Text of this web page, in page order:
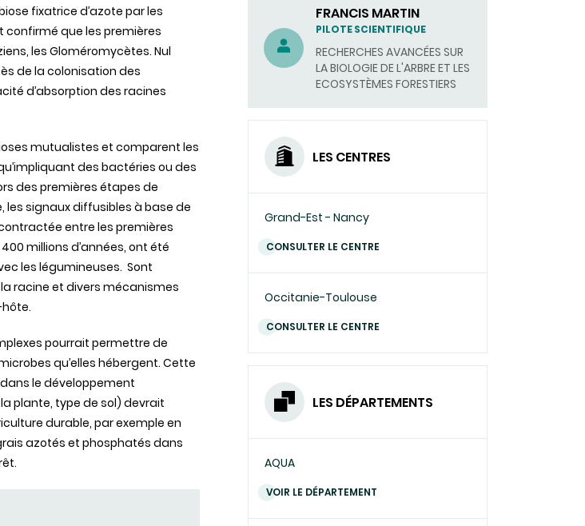
fixatrice d’azote par les
confirmé que les premières
les Gloméromycètes. Nul
de la colonisation des
d’absorption des racines
mutualistes et comparent les
des bactéries ou des
des premières étapes de
signaux diffusibles à base de
entre les premières
millions d’années, ont été
les légumineuses. Sont
racine et divers mécanismes
pourrait permettre de
qu’elles hébergent. Cette
le développement
plante, type de sol) devrait
durable, par exemple en
azotés et phosphatés dans
FRANCIS MARTIN
PILOTE SCIENTIFIQUE
RECHERCHES AVANCÉES SUR
LA BIOLOGIE DE L'ARBRE ET LES
ECOSYSTÈMES FORESTIERS
LES CENTRES
Grand-Est - Nancy
CONSULTER LE CENTRE
Occitanie-Toulouse
CONSULTER LE CENTRE
LES DÉPARTEMENTS
AQUA
VOIR LE DÉPARTEMENT